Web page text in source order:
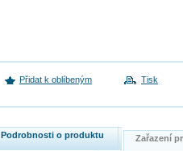
Přidat k oblíbeným Tisk
Podrobnosti o produktu Zařazení